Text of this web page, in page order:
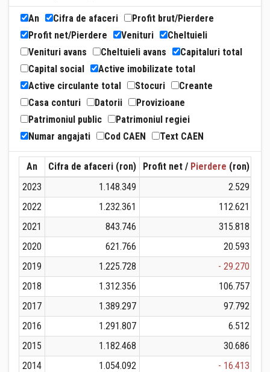
An Cifra de afaceri
Profit brut/Pierdere
Profit net/Pierdere
Venituri
Cheltuieli
Venituri avans
Cheltuieli avans
Capitaluri total
Capital social
Active imobilizate total
Active circulante total
Stocuri
Creante
Casa conturi
Datorii
Provizioane
Patrimoniul public
Patrimoniul regiei
Numar angajati
Cod CAEN Text CAEN
An Cifra de afaceri (ron) Profit net / Pierdere (ron)
2023
1.148.349
2.529
2022
1.232.361
112.621
2021
843.746
315.818
2020
621.766
20.593
2019
1.225.728
- 29.270
2018
1.312.356
106.757
2017
1.389.297
97.792
2016
1.291.807
6.512
2015
1.182.468
30.686
2014
1.054.092
- 16.413